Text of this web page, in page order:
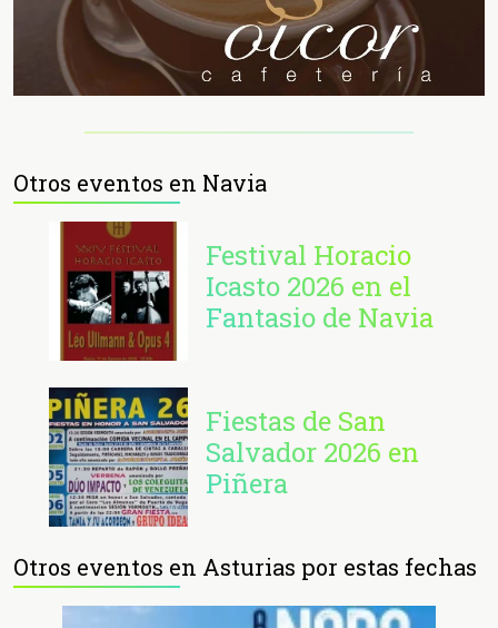
Otros eventos en Navia
Festival Horacio
Icasto 2026 en el
Fantasio de Navia
Fiestas de San
Salvador 2026 en
Piñera
Otros eventos en Asturias por estas fechas